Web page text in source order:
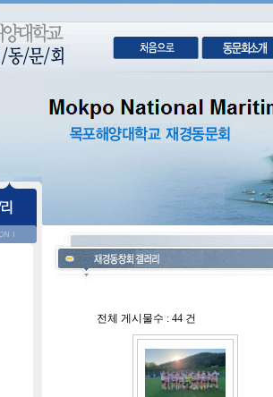
전체 게시물수 : 44 건